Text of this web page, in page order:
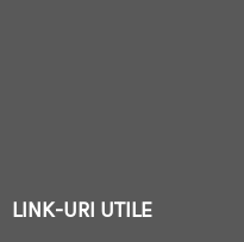
LINK-URI UTILE